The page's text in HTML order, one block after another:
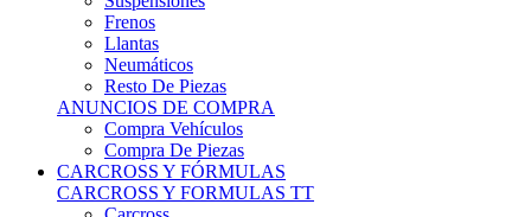
Llantas
Neumáticos
Resto De Piezas
ANUNCIOS DE COMPRA
Compra Vehículos
Compra De Piezas
CARCROSS Y FÓRMULAS
CARCROSS Y FORMULAS TT
Carcross
Formulas Tt Autocross